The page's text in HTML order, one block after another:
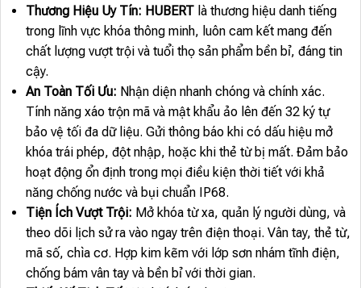
Thương Hiệu Uy Tín: HUBERTlà thương hiệu danh tiếng
trong lĩnh vực khóa thông minh, luôn cam kết mang đến
chất lượng vượt trội và tuổi thọ sản phẩm bền bỉ, đáng tin
cậy.
An Toàn Tối Ưu: Nhận diện nhanh chóng và chính xác.
Tính năng xáo trộn mã và mật khẩu ảo lên đến 32 ký tự
bảo vệ tối đa dữ liệu. Gửi thông báo khi có dấu hiệu mở
khóa trái phép, đột nhập, hoặc khi thẻ từ bị mất. Đảm bảo
hoạt động ổn định trong mọi điều kiện thời tiết với khả
năng chống nước và bụi chuẩn IP68.
Tiện Ích Vượt Trội: Mở khóa từ xa, quản lý người dùng, và
theo dõi lịch sử ra vào ngay trên điện thoại. Vân tay, thẻ từ,
mã số, chìa cơ. Hợp kim kẽm với lớp sơn nhám tĩnh điện,
chống bám vân tay và bền bỉ với thời gian.